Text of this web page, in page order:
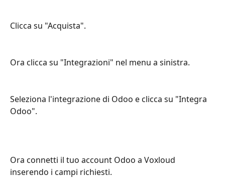
Clicca su "Acquista".
Ora clicca su "Integrazioni" nel menu a sinistra.
Seleziona l'integrazione di Odoo e clicca su "Integra
Odoo".
Ora connetti il tuo account Odoo a Voxloud
inserendo i campi richiesti.